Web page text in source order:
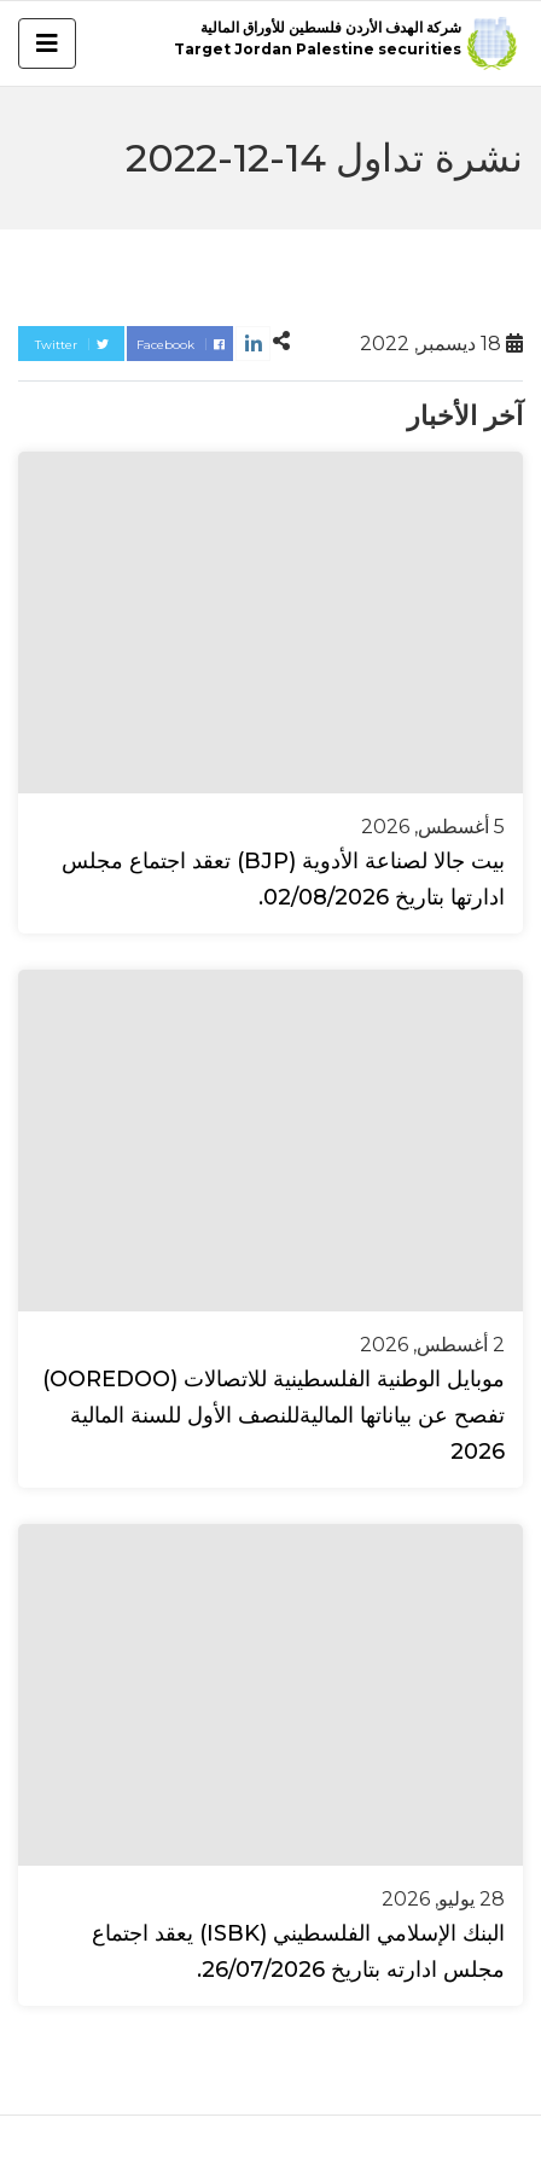
شركة الهدف الأردن فلسطين للأوراق المالية
Target Jordan Palestine securities
نشرة تداول 14-12-2022
Twitter Facebook
آخر الأخبار
5 أغسطس, 2026
بيت جالا لصناعة الأدوية (BJP) تعقد اجتماع مجلس
ادارتها بتاريخ 02/08/2026.
2 أغسطس, 2026
موبايل الوطنية الفلسطينية للاتصالات (OOREDOO)
تفصح عن بياناتها الماليةللنصف الأول للسنة المالية
2026
28 يوليو, 2026
البنك الإسلامي الفلسطيني (ISBK) يعقد اجتماع
مجلس ادارته بتاريخ 26/07/2026.